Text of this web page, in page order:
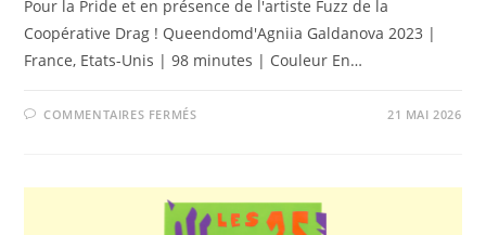
Pour la Pride et en présence de l'artiste Fuzz de la
Coopérative Drag ! Queendomd'Agniia Galdanova 2023 |
France, Etats-Unis | 98 minutes | Couleur En…
COMMENTAIRES FERMÉSSUR
QUEENDOM
GALDANOVA
21 MAI 2026